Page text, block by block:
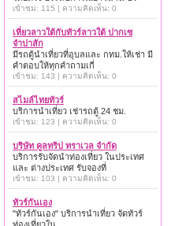
เข้าชม: 115 | ความคิดเห็น: 0
เที่ยวลาวใต้กับทัวร์ลาวใต้ ปากเซ
จำปาสัก
มีรถตู้นำเที่ยวที่อุบลและ กทม.ให้เช่า มี
คำตอบให้ทุกคำถามเกี่
เข้าชม: 143 | ความคิดเห็น: 0
สไมล์ไทยทัวร์
บริการนำเที่ยว เช่ารถตู้ 24 ชม.
เข้าชม: 123 | ความคิดเห็น: 0
บริษัท คูลทริป ทราเวล จำกัด
บริการรับจัดนำท่องเที่ยว ในประเทศ
และ ต่างประเทศ รับจองที่
เข้าชม: 103 | ความคิดเห็น: 0
ทัวร์กันเอง
"ทัวร์กันเอง" บริการนำเที่ยว จัดทัวร์